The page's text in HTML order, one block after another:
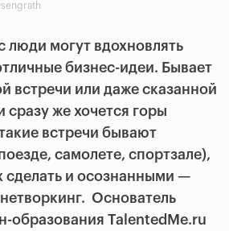
могут вдохновлять
бизнес-идеи. Бывает
встречи или даже сказанной
же хочется горы
встречи бывают
самолете, спортзале),
сделать и осознанными —
Основатель
образования TalentedMe.ru